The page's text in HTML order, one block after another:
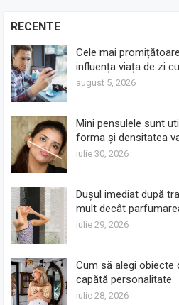
RECENTE
Cele mai
influența viața de zi
august 5, 2026
Mini pensulele sunt
forma și densitatea
iulie 30, 2026
Dușul imediat după
mult decât
iulie 29, 2026
Cum să alegi
capătă personalitate
iulie 28, 2026